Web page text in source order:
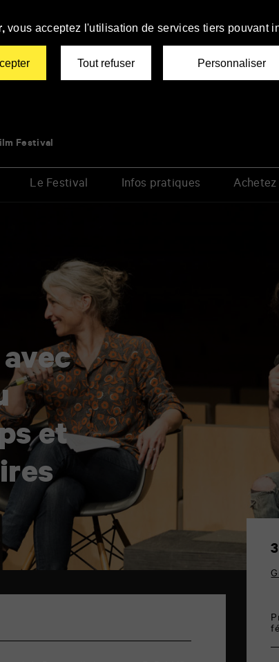
Festival
Le Festival Infos pratiques
et
vous acceptez l'utilisation de services tiers pouvant
Tout refuser Personnaliser